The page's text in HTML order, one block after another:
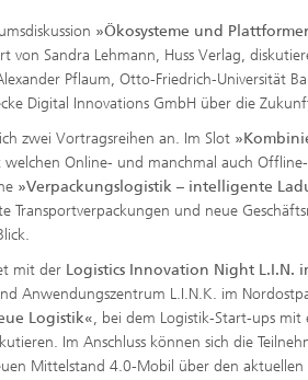
»Ökosysteme und
von Sandra Lehmann, Huss Verlag,
Pflaum, Otto-Friedrich-Universität
Digital Innovations GmbH über die
zwei Vortragsreihen an. Im Slot
Online- und manchmal auch
»Verpackungslogistik – intelligente
Transportverpackungen und neue
mit der Logistics Innovation Night L.I.N.
Anwendungszentrum L.I.N.K. im
Logistik«, bei dem Logistik-Start-ups
Im Anschluss können sich die
Mittelstand 4.0-Mobil über den aktuellen